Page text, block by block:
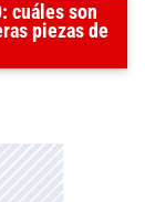
cuáles son
piezas de